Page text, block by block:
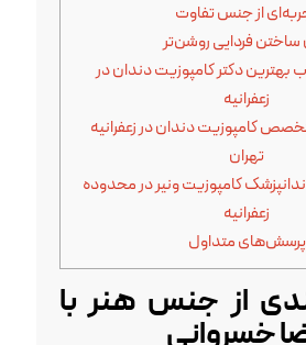
از جنس تفاوت
ساختن فردایی روشن‌تر
بهترین دکتر کامپوزیت دندان در
زعفرانیه
کامپوزیت دندان در زعفرانیه
تهران
کامپوزیت ونیر در محدوده
زعفرانیه
پرسش‌های متداول
از جنس هنر با
خسروانی